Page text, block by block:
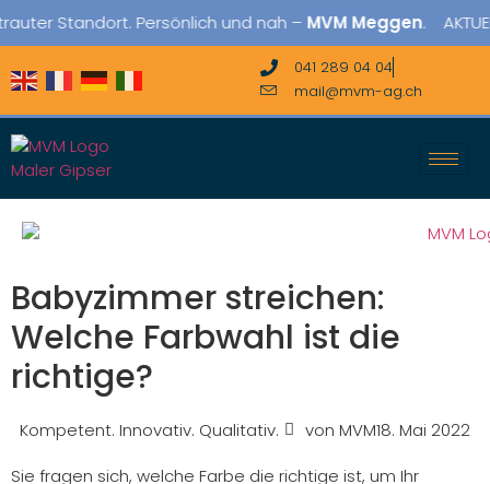
Standort. Persönlich und nah – MVM Meggen.
041 289 04 04
mail@mvm-ag.ch
Babyzimmer streichen:
Welche Farbwahl ist die
richtige?
Kompetent. Innovativ. Qualitativ. von MVM18. Mai 2022
Sie fragen sich, welche Farbe die richtige ist, um Ihr